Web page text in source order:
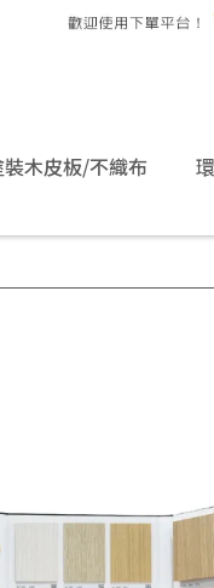
裝木皮板/不織布